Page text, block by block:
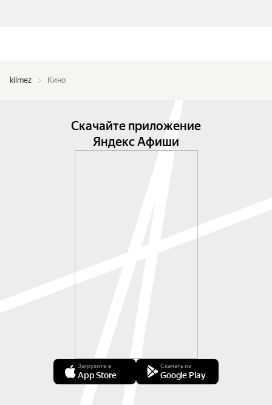
kilmez Кино
Скачайте приложение
Яндекс Афиши
Загрузите в
App Store
Скачать из
Google Play